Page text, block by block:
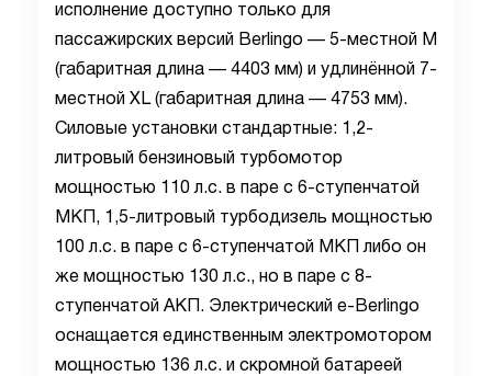
исполнение доступно только для
пассажирских версий Berlingo — 5-местной M
(габаритная длина — 4403 мм) и удлинённой 7-
местной XL (габаритная длина — 4753 мм).
Силовые установки стандартные: 1,2-
литровый бензиновый турбомотор
мощностью 110 л.с. в паре с 6-ступенчатой
МКП, 1,5-литровый турбодизель мощностью
100 л.с. в паре с 6-ступенчатой МКП либо он
же мощностью 130 л.с., но в паре с 8-
ступенчатой АКП. Электрический e-Berlingo
оснащается единственным электромотором
мощностью 136 л.с. и скромной батареей